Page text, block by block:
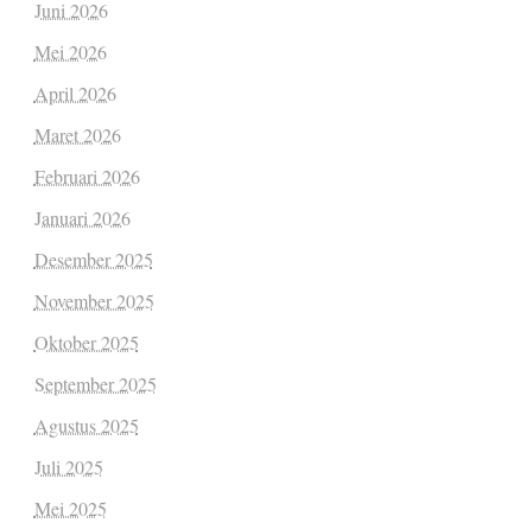
Juni 2026
Mei 2026
April 2026
Maret 2026
Februari 2026
Januari 2026
Desember 2025
November 2025
Oktober 2025
September 2025
Agustus 2025
Juli 2025
Mei 2025